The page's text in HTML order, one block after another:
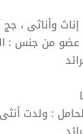
وأناثى ، جج
عضو من جنس :
أنثى